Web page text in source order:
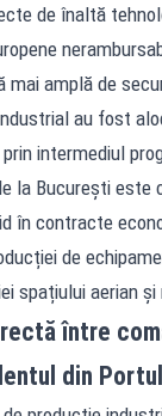
de înaltă
amplă de
au fost
intermediul
la București este
în contracte
de
spațiului aerian
între
din